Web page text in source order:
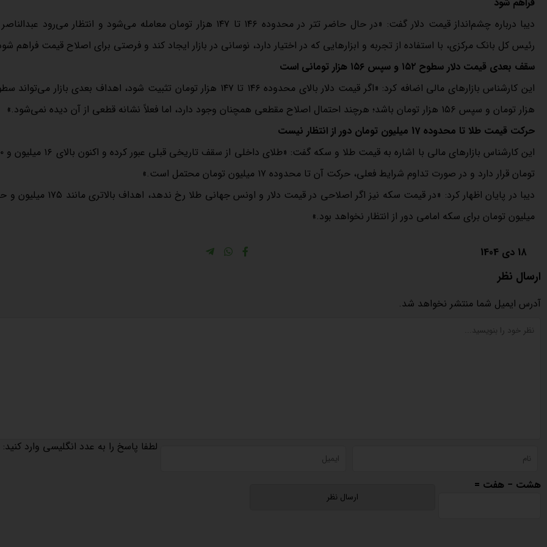
دیبا درباره چشم‌انداز قیمت دلار گفت: «در حال حاضر تتر در محدوده ۱۴۶ تا ۱۴۷ هزار تومان معامله می‌شود و انتظار می‌رود
رئیس کل بانک مرکزی، با استفاده از تجربه و ابزارهایی که در اختیار دارد، نوسانی در بازار ایجاد کند و فرصتی برای اصلاح قیمت فراهم
سقف بعدی قیمت دلار سطوح ۱۵۲ و سپس ۱۵۶ هزار تومانی است
هزار تومان و سپس ۱۵۶ هزار تومان باشد؛ هرچند احتمال اصلاح مقطعی همچنان وجود دارد، اما فعلاً نشانه قطعی از آن دیده نمی‌شود.»
حرکت قیمت طلا تا محدوده 17 میلیون تومان دور از انتظار نیست
تومان قرار دارد و در صورت تداوم شرایط فعلی، حرکت آن تا محدوده ۱۷ میلیون تومان محتمل است.»
میلیون تومان برای سکه امامی دور از انتظار نخواهد بود.»
18 دی 1404
ارسال نظر
آدرس ایمیل شما منتشر نخواهد شد.
لطفا پاسخ را به عدد انگلیسی وارد کنید:
هشت − هفت =